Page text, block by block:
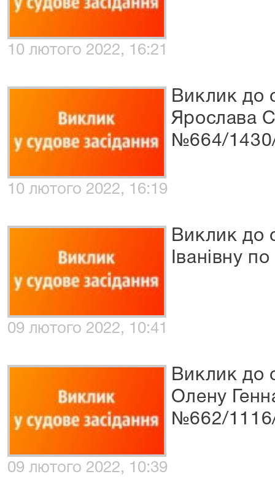
10 лютого 2022, 16:21
Виклик до
Ярослава
№664/
10 лютого 2022, 16:19
Виклик до
Іванівну
09 лютого 2022, 10:41
Виклик до
Олену
№662/
09 лютого 2022, 10:39